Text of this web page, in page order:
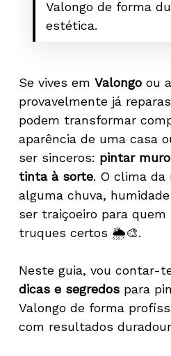
Valongo de forma
estética.
Se vives em Valongoou
provavelmente já
podem transformar
aparência de uma casa
ser sinceros: pintar
tinta à sorte. O clima
alguma chuva,
ser traiçoeiro para quem
truques certos 🌦️🎨.
Neste guia, vou contar-
dicas e segredospara
Valongo de forma
com resultados